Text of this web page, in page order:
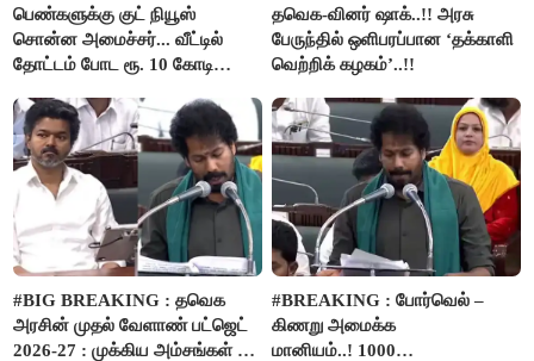
பெண்களுக்கு குட் நியூஸ்
சொன்ன அமைச்சர்... வீட்டில்
தோட்டம் போட ரூ. 10 கோடி
தவெக-வினர் ஷாக்..!! அரசு
பேருந்தில் ஒளிபரப்பான ‘தக்காளி
வெற்றிக் கழகம்’..!!
#BIG BREAKING : தவெக
அரசின் முதல் வேளாண் பட்ஜெட்
2026-27 : முக்கிய அம்சங்கள் ஓர்
#BREAKING : போர்வெல் –
கிணறு அமைக்க
மானியம்..! 1000